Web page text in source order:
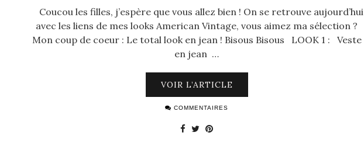
Coucou les filles, j’espère que vous allez bien ! On se retrouve aujourd’hui
avec les liens de mes looks American Vintage, vous aimez ma sélection ?
Mon coup de coeur : Le total look en jean ! Bisous Bisous LOOK 1 : Veste
en jean …
VOIR L’ARTICLE
COMMENTAIRES